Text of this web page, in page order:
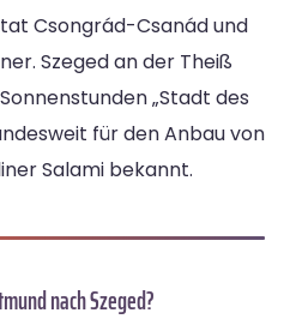
Csongrád-Csanád und
Szeged an der Theiß
„Stadt des
für den Anbau von
Salami bekannt.
nach Szeged?